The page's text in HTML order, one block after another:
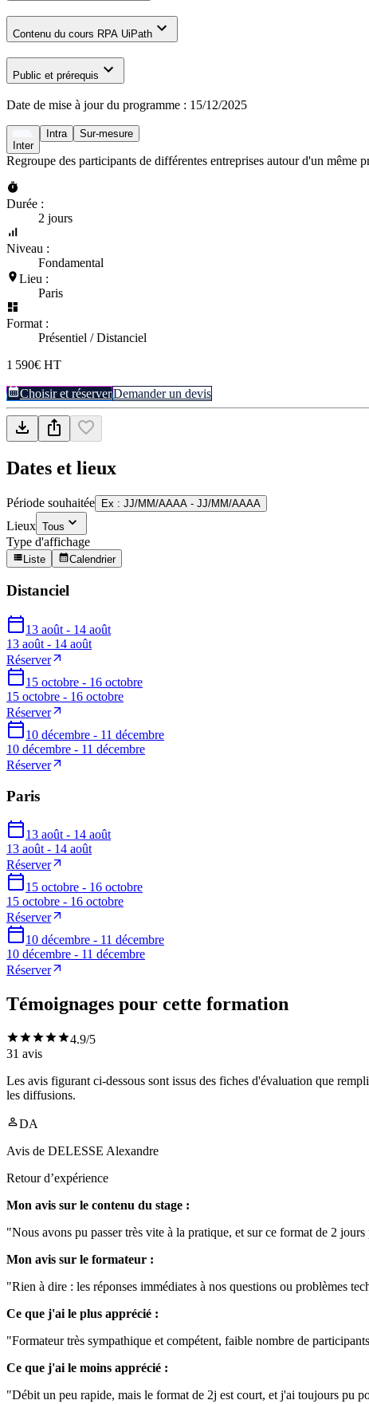
Contenu du cours RPA UiPath
Public et prérequis
Date de mise à jour du programme : 15/12/2025
Inter
Intra Sur-mesure
Regroupe des participants de différentes entreprises autour d'un même
Durée :
2 jours
Niveau :
Fondamental
Lieu :
Paris
Format :
Présentiel / Distanciel
1 590€ HT
Choisir et réserverDemander un devis
Dates et lieux
Période souhaitée Ex : JJ/MM/AAAA - JJ/MM/AAAA
Lieux Tous
Type d'affichage
Liste Calendrier
Distanciel
13 août - 14 août
13 août - 14 août
Réserver
15 octobre - 16 octobre
15 octobre - 16 octobre
Réserver
10 décembre - 11 décembre
10 décembre - 11 décembre
Réserver
Paris
13 août - 14 août
13 août - 14 août
Réserver
15 octobre - 16 octobre
15 octobre - 16 octobre
Réserver
10 décembre - 11 décembre
10 décembre - 11 décembre
Réserver
Témoignages pour cette formation
4.9/5
31 avis
Les avis figurant ci-dessous sont issus des fiches d'évaluation que
les diffusions.
DA
Avis de DELESSE Alexandre
Retour d’expérience
Mon avis sur le contenu du stage :
"Nous avons pu passer très vite à la pratique, et sur ce format de 2
Mon avis sur le formateur :
"Rien à dire : les réponses immédiates à nos questions ou problèmes
Ce que j'ai le plus apprécié :
"Formateur très sympathique et compétent, faible nombre de
Ce que j'ai le moins apprécié :
"Débit un peu rapide, mais le format de 2j est court, et j'ai toujours pu